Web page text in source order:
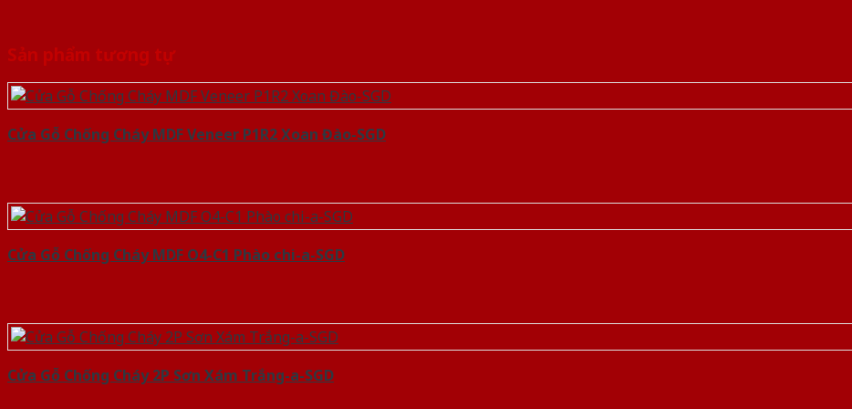
Sản phẩm tương tự
Cửa Gỗ Chống Cháy MDF Veneer P1R2 Xoan Đào-SGD
Cửa Gỗ Chống Cháy MDF O4-C1 Phào chi-a-SGD
Cửa Gỗ Chống Cháy 2P Sơn Xám Trắng-a-SGD